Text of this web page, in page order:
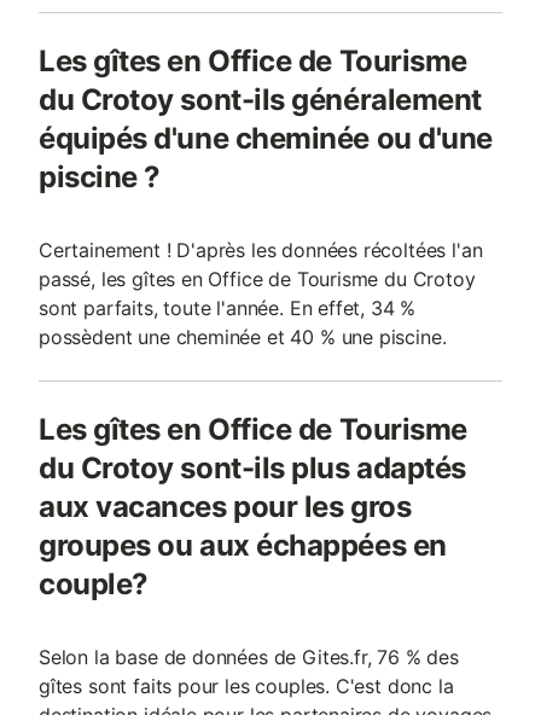
Les gîtes en Office de Tourisme
du Crotoy sont-ils généralement
équipés d'une cheminée ou d'une
piscine ?
Certainement ! D'après les données récoltées l'an
passé, les gîtes en Office de Tourisme du Crotoy
sont parfaits, toute l'année. En effet, 34 %
possèdent une cheminée et 40 % une piscine.
Les gîtes en Office de Tourisme
du Crotoy sont-ils plus adaptés
aux vacances pour les gros
groupes ou aux échappées en
couple?
Selon la base de données de Gites.fr, 76 % des
gîtes sont faits pour les couples. C'est donc la